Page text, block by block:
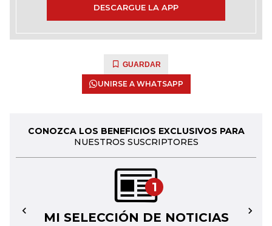
DESCARGUE LA APP
GUARDAR
UNIRSE A WHATSAPP
CONOZCA LOS BENEFICIOS EXCLUSIVOS PARA
NUESTROS SUSCRIPTORES
1
MI SELECCIÓN DE NOTICIAS
← →